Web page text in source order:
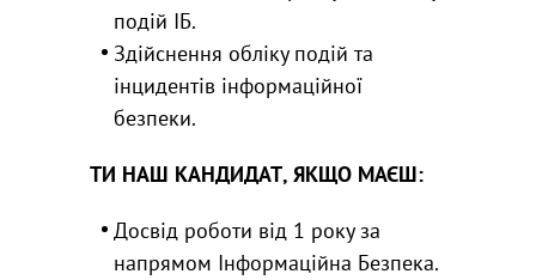
подій ІБ.
Здійснення обліку подій та
інцидентів інформаційної
безпеки.
ТИ НАШ КАНДИДАТ, ЯКЩО МАЄШ:
Досвід роботи від 1 року за
напрямом Інформаційна Безпека.